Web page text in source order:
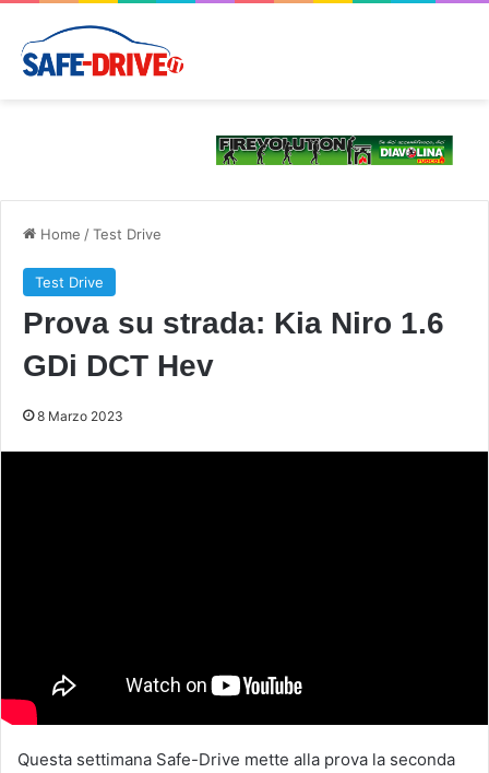
Home /Test Drive
Test Drive
Prova su strada: Kia Niro 1.6
GDi DCT Hev
8 Marzo 2023
Questa settimana Safe-Drive mette alla prova la seconda